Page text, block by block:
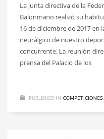
La junta directiva de la
Balonmano realizó su
16 de diciembre de 2017 en
neurálgico de nuestro
concurrente. La reunión
prensa del Palacio de los
PUBLISHED IN COMPETICIONES